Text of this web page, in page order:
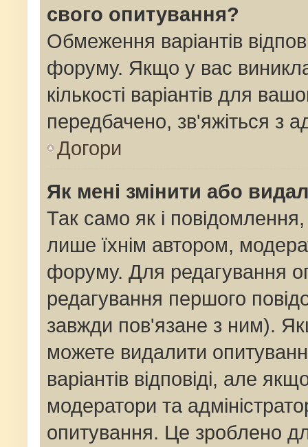
свого опитування?
Обмеження варіантів
форуму. Якщо у вас виникла
кількості варіантів для
передбачено, зв'яжіться з
Догори
Як мені змінити або
Так само як і
лише їхнім автором,
форуму. Для редагування
редагування першого
завжди пов'язане з ним).
можете видалити
варіантів відповіді, але
модератори та
опитування. Це зроблено